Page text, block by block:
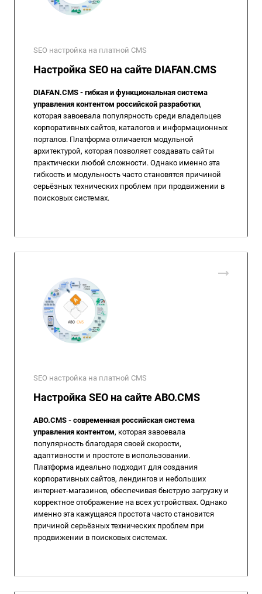
SEO настройка на платной CMS
Настройка SEO на сайте DIAFAN.CMS
DIAFAN.CMS - гибкая и функциональная система
управления контентом российской разработки,
которая завоевала популярность среди владельцев
корпоративных сайтов, каталогов и информационных
порталов. Платформа отличается модульной
архитектурой, которая позволяет создавать сайты
практически любой сложности. Однако именно эта
гибкость и модульность часто становятся причиной
серьёзных технических проблем при продвижении в
поисковых системах.
SEO настройка на платной CMS
Настройка SEO на сайте ABO.CMS
ABO.CMS - современная российская система
управления контентом, которая завоевала
популярность благодаря своей скорости,
адаптивности и простоте в использовании.
Платформа идеально подходит для создания
корпоративных сайтов, лендингов и небольших
интернет-магазинов, обеспечивая быструю загрузку и
корректное отображение на всех устройствах. Однако
именно эта кажущаяся простота часто становится
причиной серьёзных технических проблем при
продвижении в поисковых системах.